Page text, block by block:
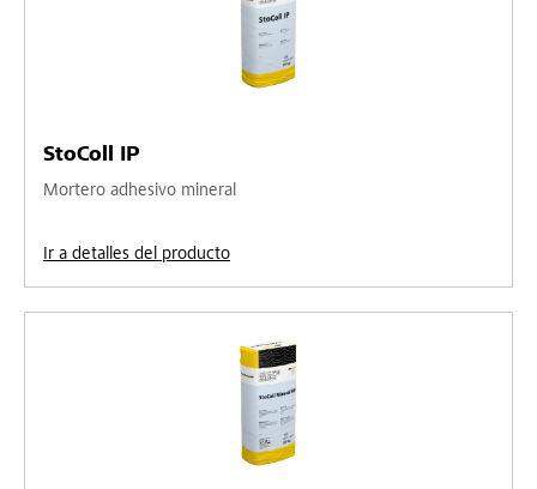
StoColl IP
Mortero adhesivo mineral
Ir a detalles del producto